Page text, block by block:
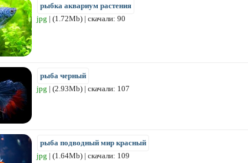
рыбка аквариум растения
jpg | (1.72Mb) | скачали: 90
рыба черный
jpg | (2.93Mb) | скачали: 107
рыба подводный мир красный
jpg | (1.64Mb) | скачали: 109